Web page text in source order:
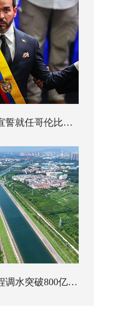
德拉埃斯普列亚宣誓就任哥伦比亚总统
南水北调中线工程调水突破800亿立方米